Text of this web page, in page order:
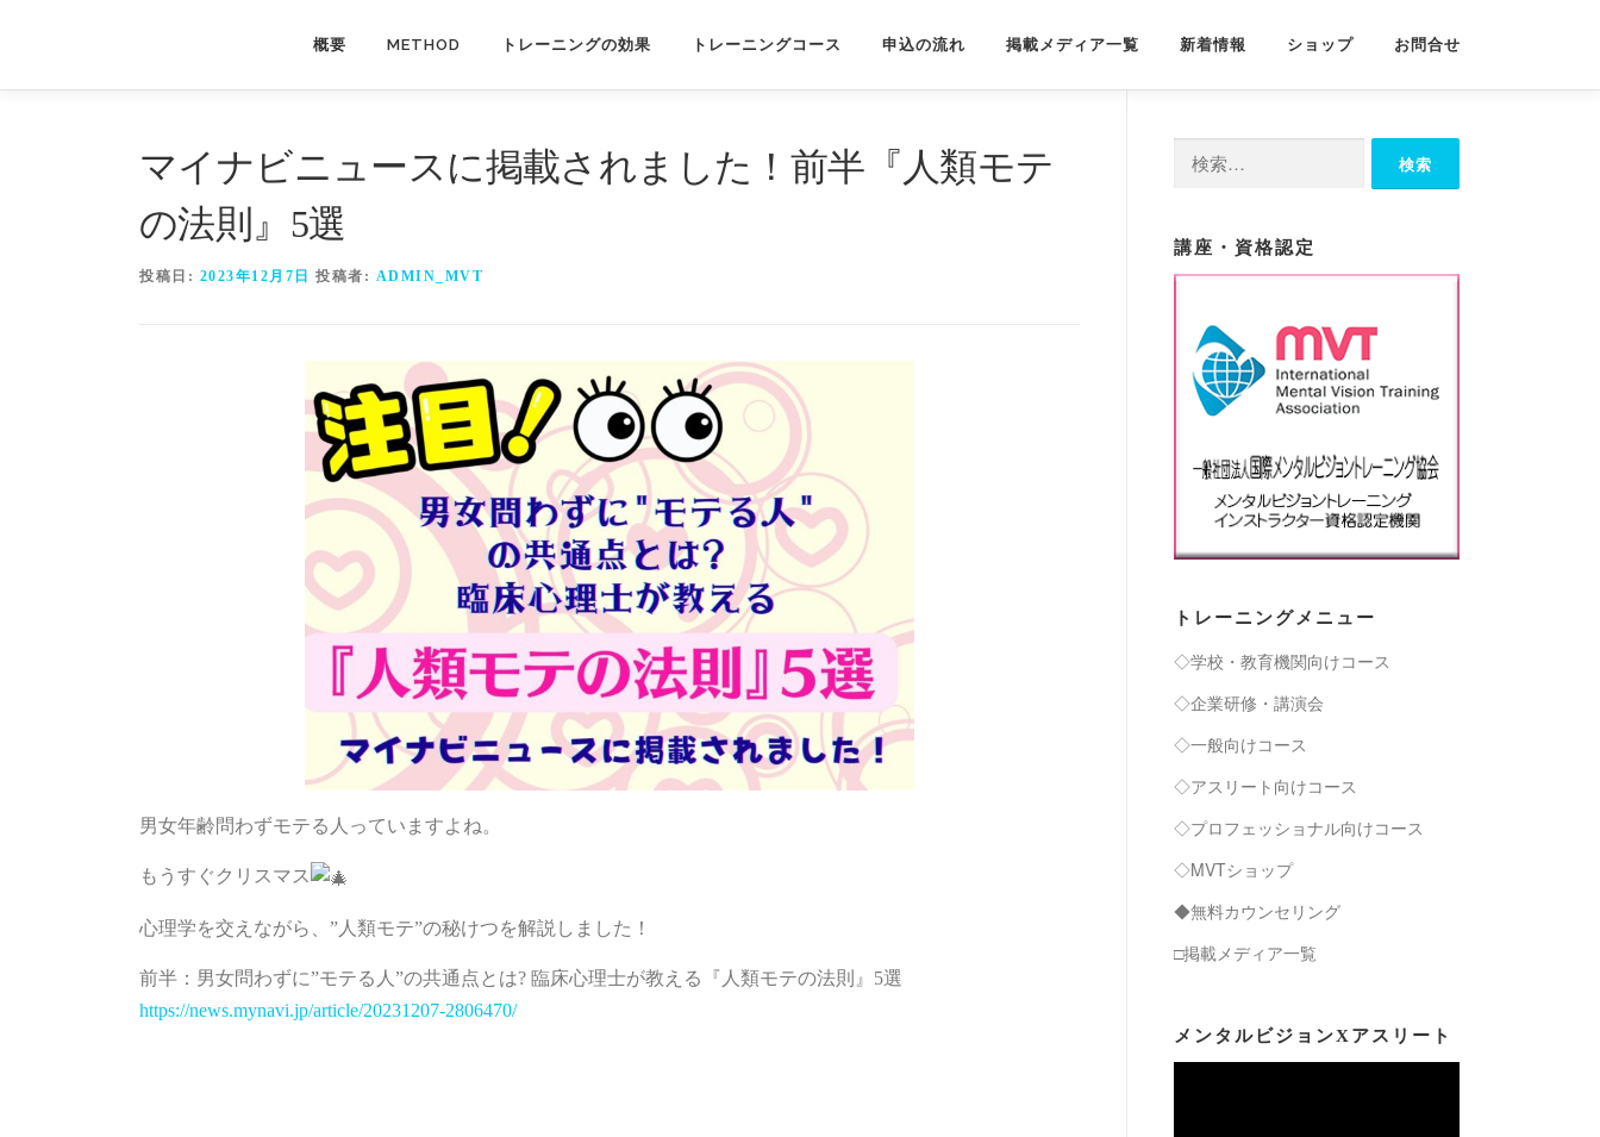
概要 METHOD トレーニングの効果 トレーニングコース 申込の流れ 掲載メディア一覧 新着情報 ショップ お問合せ
マイナビニュースに掲載されました！前半『人類モテ
の法則』5選
投稿日: 2023年12月7日 投稿者: ADMIN_MVT
男女年齢問わずモテる人っていますよね。
もうすぐクリスマス
心理学を交えながら、”人類モテ”の秘けつを解説しました！
前半：男女問わずに”モテる人”の共通点とは? 臨床心理士が教える『人類モテの法則』5選
https://news.mynavi.jp/article/20231207-2806470/
講座・資格認定
トレーニングメニュー
◇学校・教育機関向けコース
◇企業研修・講演会
◇一般向けコース
◇アスリート向けコース
◇プロフェッショナル向けコース
◇MVTショップ
◆無料カウンセリング
□掲載メディア一覧
メンタルビジョンXアスリート